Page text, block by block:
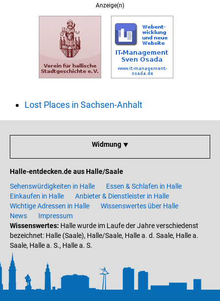
Anzeige(n)
Lost Places in Sachsen-Anhalt
Widmung ⯆
Halle-entdecken.de aus Halle/Saale
Sehenswürdigkeiten in Halle
Essen & Schlafen in Halle
Einkaufen in Halle
Anbieter & Dienstleister in Halle
Wichtige Adressen in Halle
Wissenswertes über Halle
News
Impressum
Wissenswertes: Halle wurde im Laufe der Jahre verschiedenst
bezeichnet: Halle (Saale), Halle/Saale, Halle a. d. Saale, Halle a.
Saale, Halle a. S., Halle a. S.